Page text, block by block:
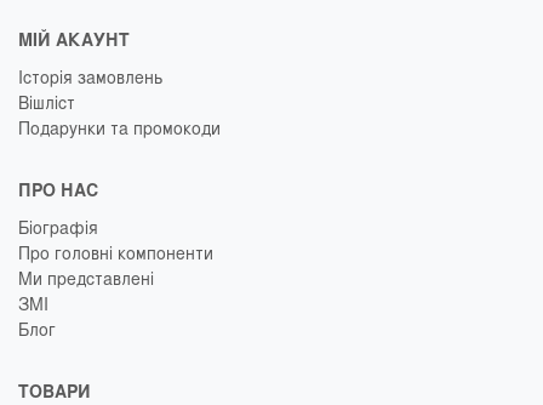
МІЙ АКАУНТ
Історія замовлень
Вішліст
Подарунки та промокоди
ПРО НАС
Біографія
Про головні компоненти
Ми представлені
ЗМІ
Блог
ТОВАРИ